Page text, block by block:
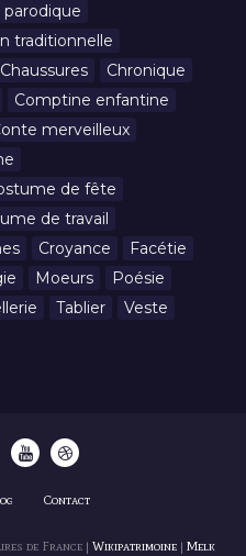
parodique
traditionnelle
Chaussures
Chronique
Comptine enfantine
merveilleux
de fête
de travail
Croyance
Facétie
Moeurs
Poésie
Tablier Veste
Contact
de France | Wikipatrimoine| Melk